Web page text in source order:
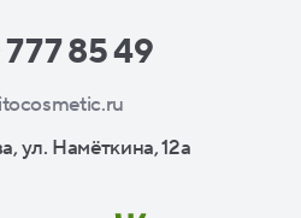
85 49
ул. Намёткина, 12а